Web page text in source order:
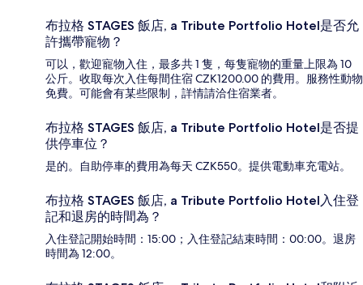
布拉格 STAGES 飯店, a Tribute Portfolio Hotel是否允
許攜帶寵物？
可以，歡迎寵物入住，最多共 1 隻，每隻寵物的重量上限為 10
公斤。收取每次入住每間住宿 CZK1200.00 的費用。服務性動物
免費。可能會有某些限制，詳情請洽住宿業者。
布拉格 STAGES 飯店, a Tribute Portfolio Hotel是否提
供停車位？
是的。自助停車的費用為每天 CZK550。提供電動車充電站。
布拉格 STAGES 飯店, a Tribute Portfolio Hotel入住登
記和退房的時間為？
入住登記開始時間：15:00；入住登記結束時間：00:00。退房
時間為 12:00。